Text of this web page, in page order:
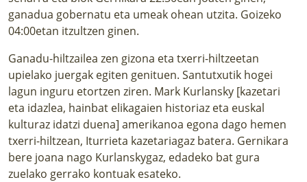
ganadua gobernatu eta umeak ohean utzita. Goizeko
04:00etan itzultzen ginen.
Ganadu-hiltzailea zen gizona eta txerri-hiltzeetan
upielako juergak egiten genituen. Santutxutik hogei
lagun inguru etortzen ziren. Mark Kurlansky [kazetari
eta idazlea, hainbat elikagaien historiaz eta euskal
kulturaz idatzi duena] amerikanoa egona dago hemen
txerri-hiltzean, Iturrieta kazetariagaz batera. Gernikara
bere joana nago Kurlanskygaz, edadeko bat gura
zuelako gerrako kontuak esateko.